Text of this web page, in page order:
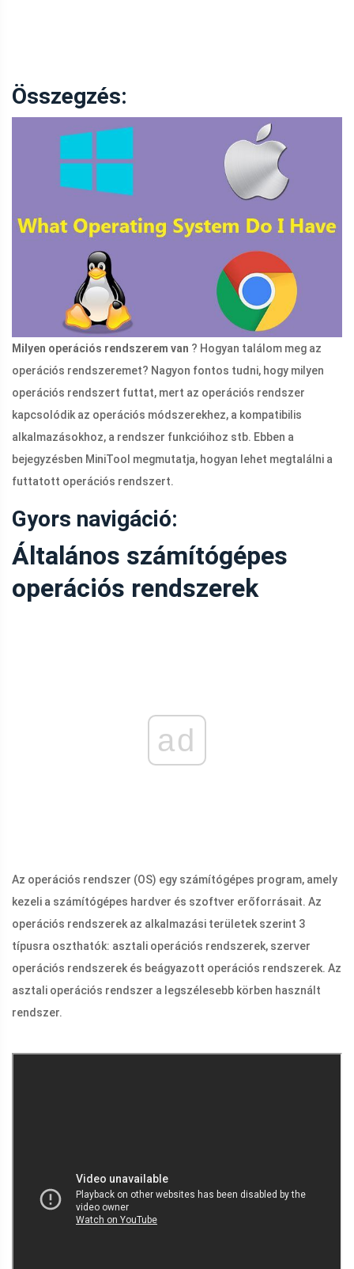
Összegzés:
Milyen operációs rendszerem van ? Hogyan találom meg az
operációs rendszeremet? Nagyon fontos tudni, hogy milyen
operációs rendszert futtat, mert az operációs rendszer
kapcsolódik az operációs módszerekhez, a kompatibilis
alkalmazásokhoz, a rendszer funkcióihoz stb. Ebben a
bejegyzésben MiniTool megmutatja, hogyan lehet megtalálni a
futtatott operációs rendszert.
Gyors navigáció:
Általános számítógépes
operációs rendszerek
ad
Az operációs rendszer (OS) egy számítógépes program, amely
kezeli a számítógépes hardver és szoftver erőforrásait. Az
operációs rendszerek az alkalmazási területek szerint 3
típusra oszthatók: asztali operációs rendszerek, szerver
operációs rendszerek és beágyazott operációs rendszerek. Az
asztali operációs rendszer a legszélesebb körben használt
rendszer.